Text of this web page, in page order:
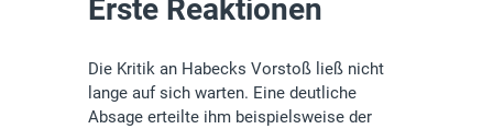
Erste Reaktionen
Die Kritik an Habecks Vorstoß ließ nicht
lange auf sich warten. Eine deutliche
Absage erteilte ihm beispielsweise der